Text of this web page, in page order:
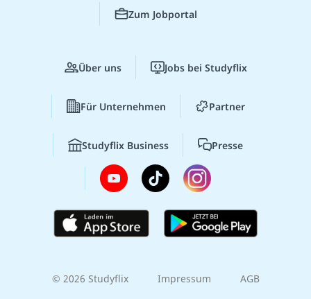
Zum Jobportal
Über uns Jobs bei Studyflix
Für Unternehmen Partner
Studyflix Business Presse
© 2026 Studyflix Impressum AGB